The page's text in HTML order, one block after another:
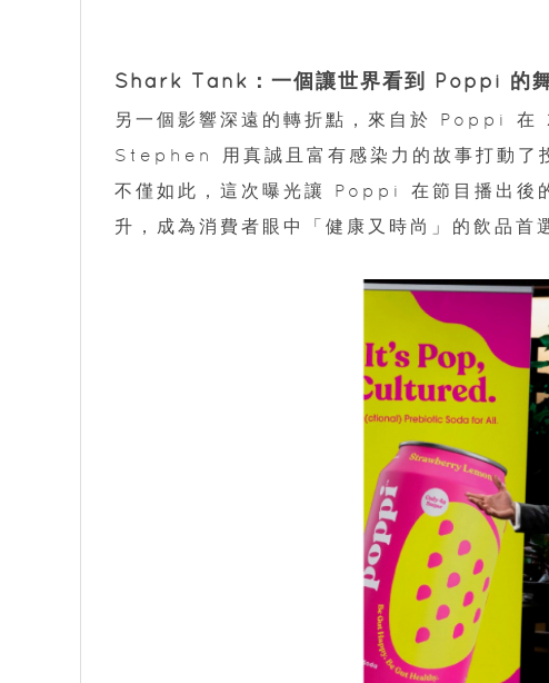
Shark Tank：一個讓世界看到 Poppi 的
另一個影響深遠的轉折點，來自於 Poppi
Stephen 用真誠且富有感染力的故事打動
不僅如此，這次曝光讓 Poppi 在節目播出後
升，成為消費者眼中「健康又時尚」的飲品首